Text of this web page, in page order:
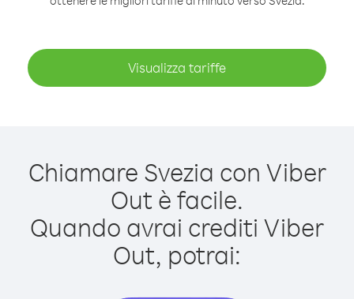
Visualizza tariffe
Chiamare Svezia con Viber
Out è facile.
Quando avrai crediti Viber
Out, potrai: